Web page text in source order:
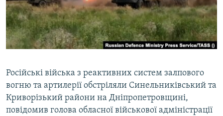
ВІДЕОУРОКИ «ELIFBE»
СВІДЧЕННЯ ОКУПАЦІЇ
УКРАЇНСЬКА ПРОБЛЕМА КРИМУ
Русский
Qırımtatar
Усі сайти RFE/RL
Російські війська з реактивних систем залпового
вогню та артилерії обстріляли Синельниківський та
Криворізький райони на Дніпропетровщині,
повідомив голова обласної військової адміністрації